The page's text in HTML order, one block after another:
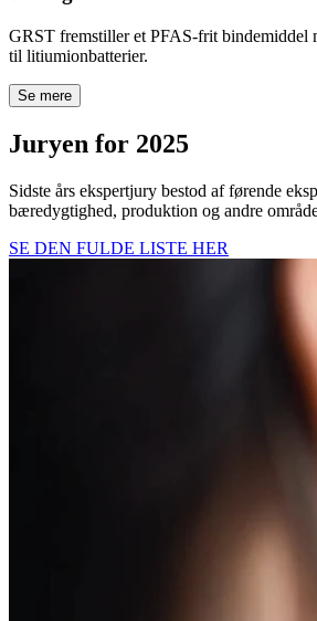
GRST fremstiller et PFAS-frit bindemiddel
til litiumionbatterier.
Se mere
Juryen for 2025
Sidste års ekspertjury bestod af førende
bæredygtighed, produktion og andre
SE DEN FULDE LISTE HER